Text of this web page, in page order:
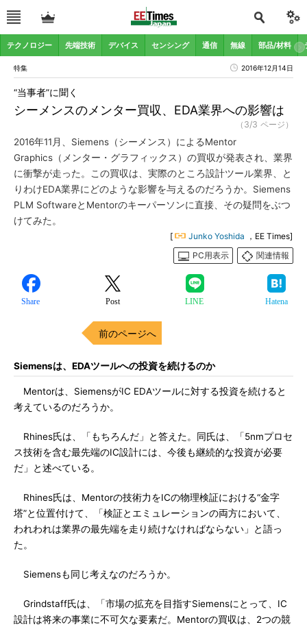
テクノロジー 先端技術 デバイス センシング 通信 無線 部品/材料
特集 2016年12月14日
シーメンスのメンター買収、EDA業界への影響は
“当事者”に聞く
（3/3 ページ）
2016年11月、Siemens（シーメンス）によるMentor
Graphics（メンター・グラフィックス）の買収が発表され、業界
に衝撃が走った。この買収は、実際のところ設計ツール業界、と
りわけEDA業界にどのような影響を与えるのだろうか。Siemens
PLM SoftwareとMentorのキーパーソンに直接、その疑問をぶつ
けてみた。
[ Junko Yoshida ，EE Times]
PC用表示
関連情報
Share Post LINE Hatena
前のページへ
Siemensは、EDAツールへの投資を続けるのか
Mentorは、SiemensがIC EDAツールに対する投資を続けると
考えているのだろうか。
Rhines氏は、「もちろんだ」と答えた。同氏は、「5nmプロセ
ス技術を含む最先端のIC設計には、今後も継続的な投資が必要
だ」と述べている。
Rhines氏は、Mentorの技術力をICの物理検証における“金字
塔”と位置付けて、「検証とエミュレーションの両方において、
われわれは業界の最先端を走り続けなければならない」と語っ
た。
Siemensも同じ考えなのだろうか。
Grindstaff氏は、「市場の拡充を目指すSiemensにとって、IC
設計は将来の事業に不可欠な要素だ。Mentorの買収は、2つの競